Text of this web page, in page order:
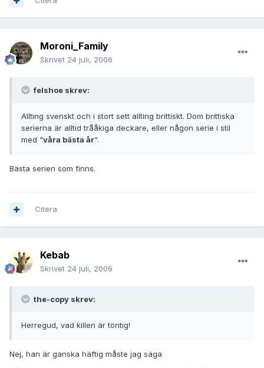
Moroni_Family
Skrivet 24 juli, 2006
felshoe skrev:
Allting svenskt och i stort sett allting brittiskt. Dom brittiska
serierna är alltid trååkiga deckare, eller någon serie i stil
med "våra bästa år".
Bästa serien som finns.
Citera
Kebab
Skrivet 24 juli, 2006
the-copy skrev:
Herregud, vad killen är töntig!
Nej, han är ganska häftig måste jag säga